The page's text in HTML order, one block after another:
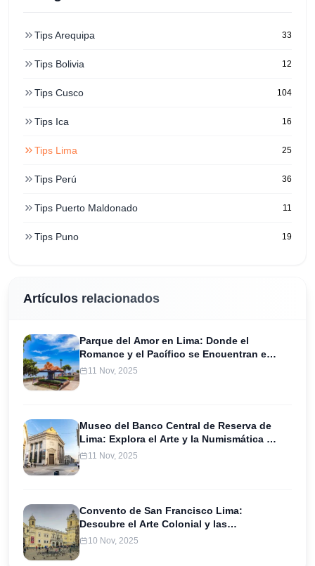
Tips Arequipa 33
Tips Bolivia 12
Tips Cusco 104
Tips Ica 16
Tips Lima 25
Tips Perú 36
Tips Puerto Maldonado 11
Tips Puno 19
Artículos relacionados
Parque del Amor en Lima: Donde el
Romance y el Pacífico se Encuentran en
Miraflores
11 Nov, 2025
Museo del Banco Central de Reserva de
Lima: Explora el Arte y la Numismática en
un Tesoro Cultural
11 Nov, 2025
Convento de San Francisco Lima:
Descubre el Arte Colonial y las
Catacumbas en un Ícono Histórico
10 Nov, 2025